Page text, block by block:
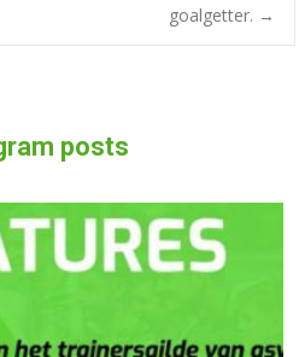
goalgetter. →
posts